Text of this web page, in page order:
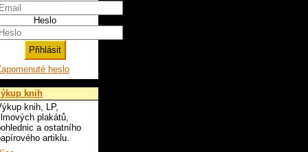
Heslo
heslo
knih
knih, LP,
plakátů,
a ostatního
artiklu.